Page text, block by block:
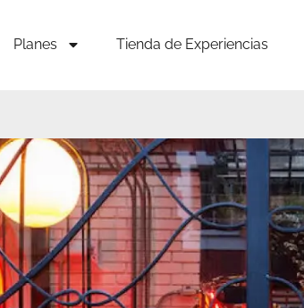
Planes Tienda de Experiencias